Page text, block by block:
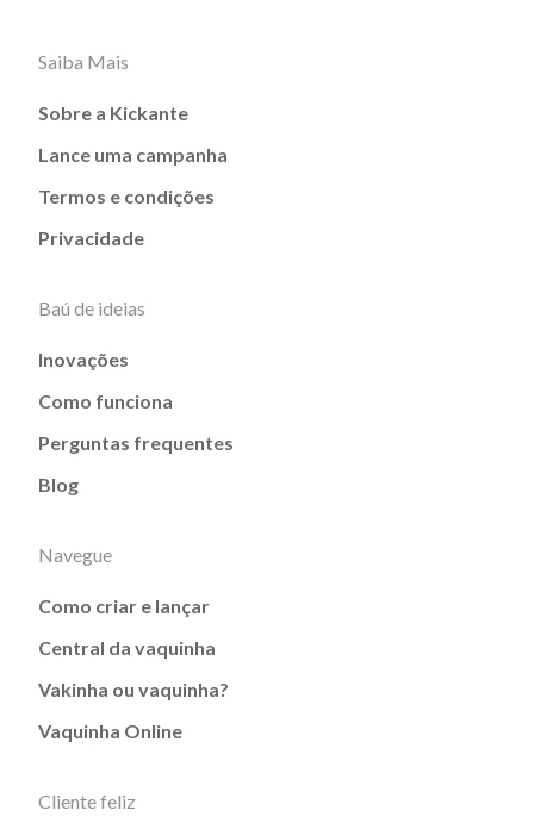
Saiba Mais
Sobre a Kickante
Lance uma campanha
Termos e condições
Privacidade
Baú de ideias
Inovações
Como funciona
Perguntas frequentes
Blog
Navegue
Como criar e lançar
Central da vaquinha
Vakinha ou vaquinha?
Vaquinha Online
Cliente feliz